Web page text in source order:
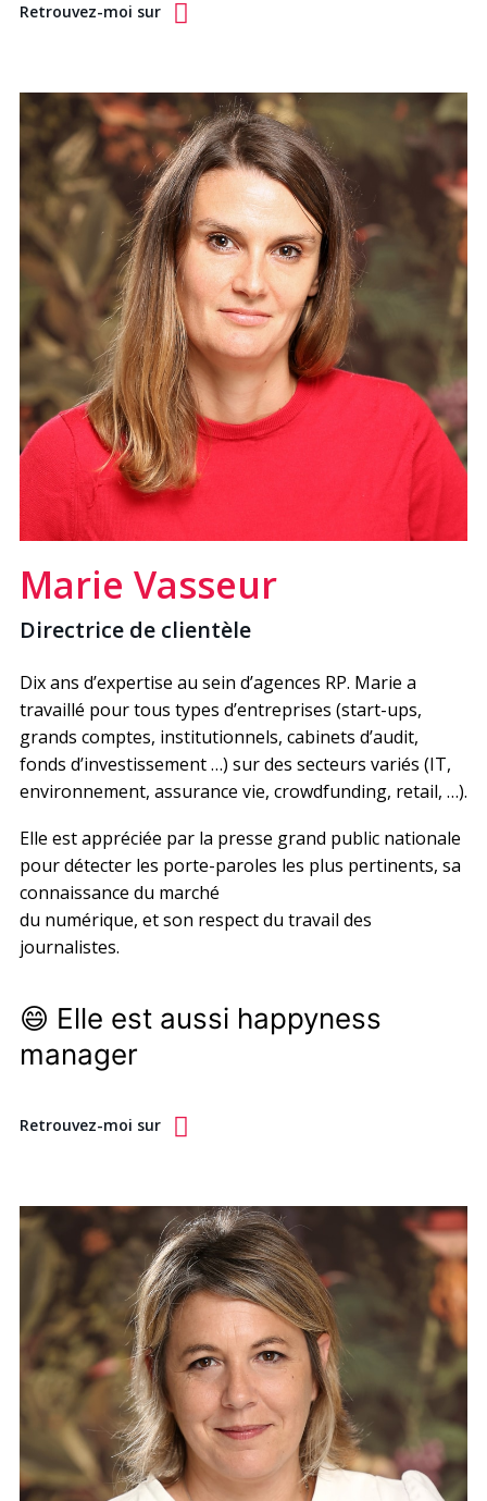
Retrouvez-moi sur
Marie Vasseur
Directrice de clientèle
Dix ans d’expertise au sein d’agences RP. Marie a
travaillé pour tous types d’entreprises (start-ups,
grands comptes, institutionnels, cabinets d’audit,
fonds d’investissement …) sur des secteurs variés (IT,
environnement, assurance vie, crowdfunding, retail, …).
Elle est appréciée par la presse grand public nationale
pour détecter les porte-paroles les plus pertinents, sa
connaissance du marché
du numérique, et son respect du travail des
journalistes.
😄 Elle est aussi happyness
manager
Retrouvez-moi sur